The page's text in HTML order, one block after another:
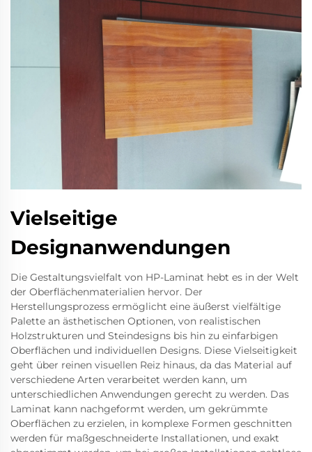
Vielseitige
Designanwendungen
Die Gestaltungsvielfalt von HP-Laminat hebt es in der Welt
der Oberflächenmaterialien hervor. Der
Herstellungsprozess ermöglicht eine äußerst vielfältige
Palette an ästhetischen Optionen, von realistischen
Holzstrukturen und Steindesigns bis hin zu einfarbigen
Oberflächen und individuellen Designs. Diese Vielseitigkeit
geht über reinen visuellen Reiz hinaus, da das Material auf
verschiedene Arten verarbeitet werden kann, um
unterschiedlichen Anwendungen gerecht zu werden. Das
Laminat kann nachgeformt werden, um gekrümmte
Oberflächen zu erzielen, in komplexe Formen geschnitten
werden für maßgeschneiderte Installationen, und exakt